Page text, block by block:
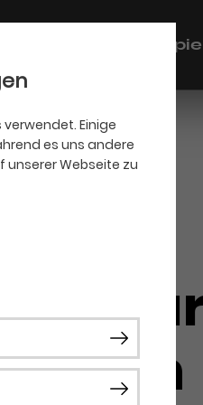
Einige
es uns andere
unserer Webseite zu
Schauspiel
Datan